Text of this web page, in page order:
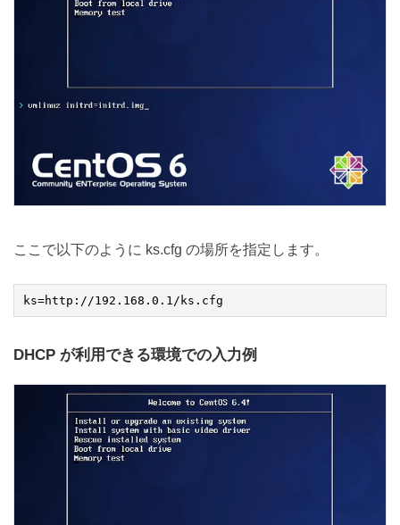
ここで以下のように ks.cfg の場所を指定します。
DHCP が利用できる環境での入力例